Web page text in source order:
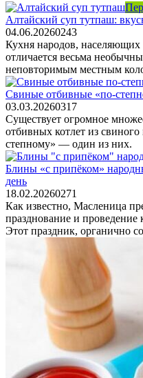
Алтайский суп тутпаш:
04.06.20260243
Кухня народов,
отличается весьма
неповторимым местным
Свиные отбивные «по-
03.03.20260317
Существует огромное
отбивных котлет из
степному» — один из них.
Блины «с припёком»
день
18.02.20260271
Как известно, Масленица
празднование и проведение
Этот праздник, органично